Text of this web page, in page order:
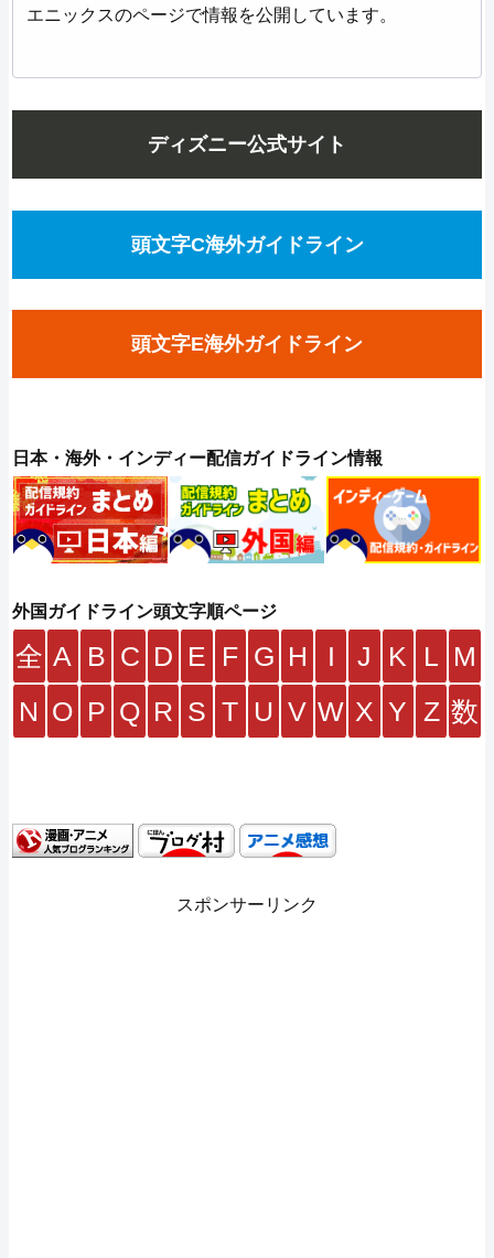
エニックスのページで情報を公開しています。
ディズニー公式サイト
頭文字C海外ガイドライン
頭文字E海外ガイドライン
日本・海外・インディー配信ガイドライン情報
外国ガイドライン頭文字順ページ
全 A B C D E F G H I J K L M
N O P Q R S T U V W X Y Z 数
スポンサーリンク